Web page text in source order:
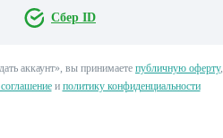
Сбер ID
аккаунт», вы принимаете публичную оферту,
и политику конфиденциальности